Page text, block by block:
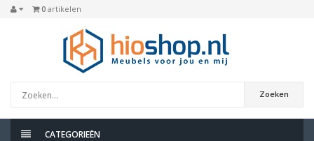
0 artikelen
Zoeken
CATEGORIEËN